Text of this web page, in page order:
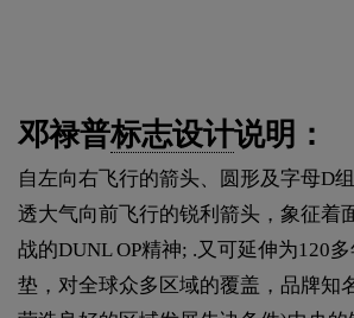
邓禄普标志设计说明：
自左向右飞行的箭头、圆形及字母D
透大气向前飞行的锐利箭头，象征着
战的DUNL OP精神; .又可延伸为120
垫，对全球众多区域的覆盖，品牌知